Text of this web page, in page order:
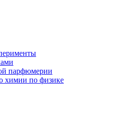
парфюмерии
химии по физике